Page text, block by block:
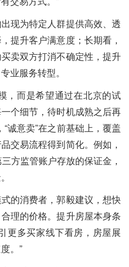
现为特定人群提供高效、透
提升客户满意度；长期看，
卖双方打消不确定性，提升
业服务转型。
，而是希望通过在北京的试
个细节，待时机成熟之后再
诚意卖”在之前基础上，覆盖
交易流程得到简化。例如，
方监管账户存放的保证金，
的消费者，郭毅建议，想快
理的价格。提升房屋本身条
更多买家线下看房，房屋展
。”